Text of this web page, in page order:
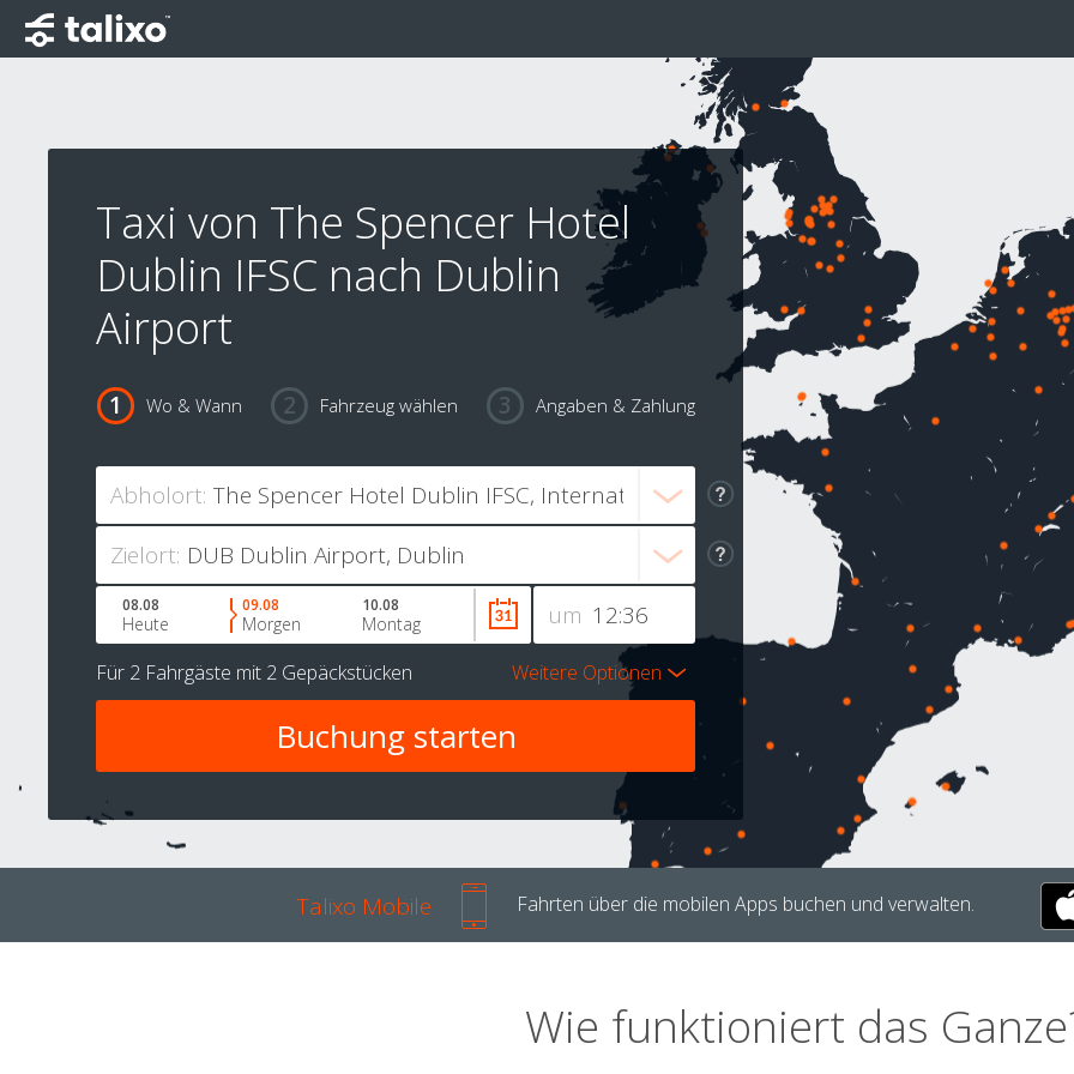
Taxi von The Spencer Hotel
Dublin IFSC nach Dublin
Airport
Wo & Wann Fahrzeug wählen Angaben & Zahlung
Abholort:
Zielort:
um
08.08
Heute
09.08
Morgen
10.08
Montag
Für 2 Fahrgäste mit 2 Gepäckstücken Weitere Optionen
Talixo Mobile Fahrten über die mobilen Apps buchen und verwalten.
Wie funktioniert das